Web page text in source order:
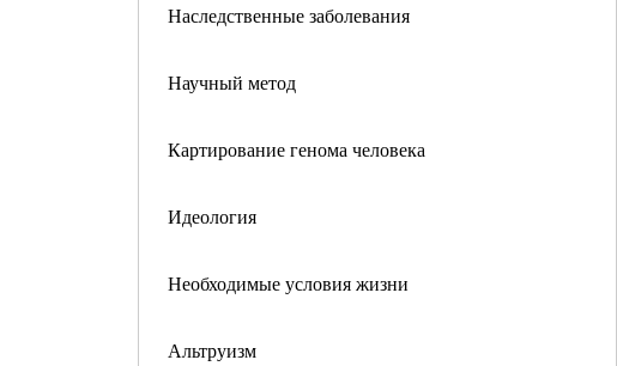
Наследственные заболевания
Научный метод
Картирование генома человека
Идеология
Необходимые условия жизни
Альтруизм